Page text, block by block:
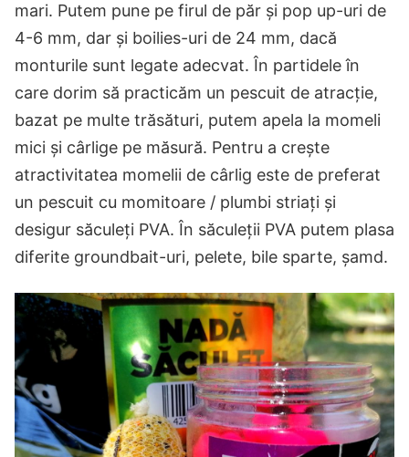
mari. Putem pune pe firul de păr și pop up-uri de
4-6 mm, dar și boilies-uri de 24 mm, dacă
monturile sunt legate adecvat. În partidele în
care dorim să practicăm un pescuit de atracție,
bazat pe multe trăsături, putem apela la momeli
mici și cârlige pe măsură. Pentru a crește
atractivitatea momelii de cârlig este de preferat
un pescuit cu momitoare / plumbi striați și
desigur săculeți PVA. În săculeții PVA putem plasa
diferite groundbait-uri, pelete, bile sparte, șamd.